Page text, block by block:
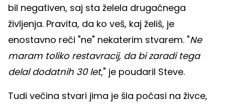
bil negativen, saj sta želela drugačnega
življenja. Pravita, da ko veš, kaj želiš, je
enostavno reči "ne" nekaterim stvarem. "Ne
maram toliko restavracij, da bi zaradi tega
delal dodatnih 30 let," je poudaril Steve.
Tudi večina stvari jima je šla počasi na živce,